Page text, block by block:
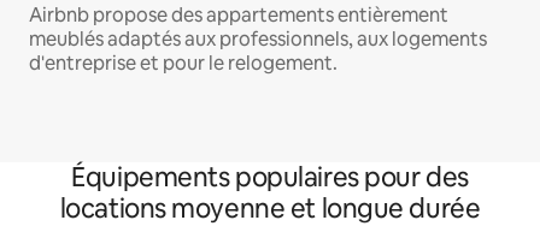
Airbnb propose des appartements entièrement
meublés adaptés aux professionnels, aux logements
d'entreprise et pour le relogement.
Équipements populaires pour des
locations moyenne et longue durée